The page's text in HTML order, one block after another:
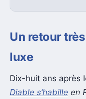
Un retour
luxe
Dix-huit ans après
Diable s’habille en